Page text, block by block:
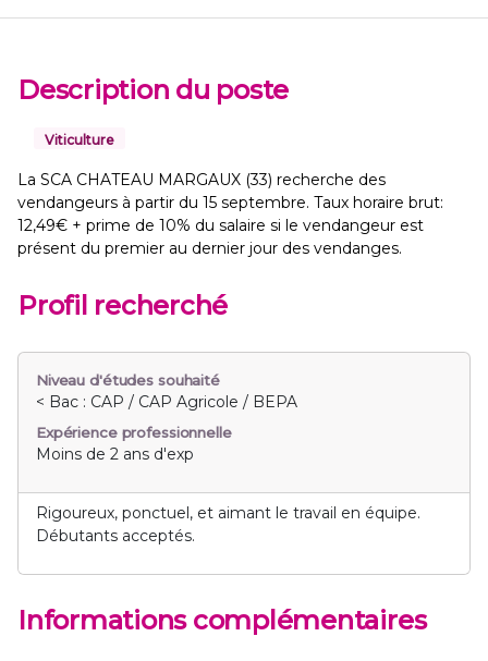
Description du poste
Viticulture
La SCA CHATEAU MARGAUX (33) recherche des
vendangeurs à partir du 15 septembre. Taux horaire brut:
12,49€ + prime de 10% du salaire si le vendangeur est
présent du premier au dernier jour des vendanges.
Profil recherché
Niveau d'études souhaité
< Bac : CAP / CAP Agricole / BEPA
Expérience professionnelle
Moins de 2 ans d'exp
Rigoureux, ponctuel, et aimant le travail en équipe.
Débutants acceptés.
Informations complémentaires